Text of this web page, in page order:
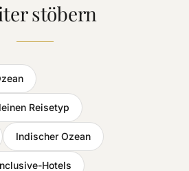
stöbern
Reisetyp
Indischer Ozean
Hotels